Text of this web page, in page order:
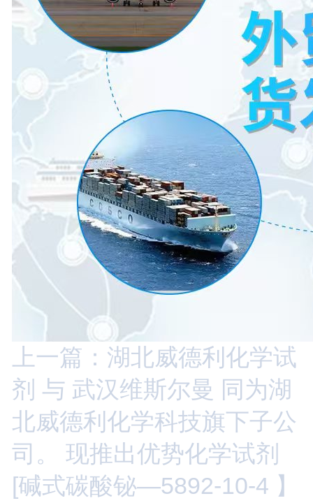
上一篇：湖北威德利化学试
剂 与 武汉维斯尔曼 同为湖
北威德利化学科技旗下子公
司。 现推出优势化学试剂
[碱式碳酸铋—5892-10-4 】